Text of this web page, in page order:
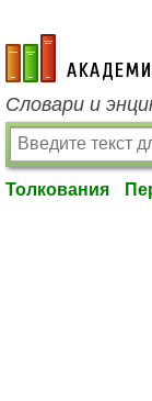
academic.ru
Словари и
Толкования